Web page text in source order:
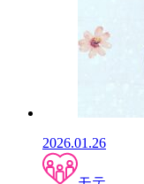
2026.01.26